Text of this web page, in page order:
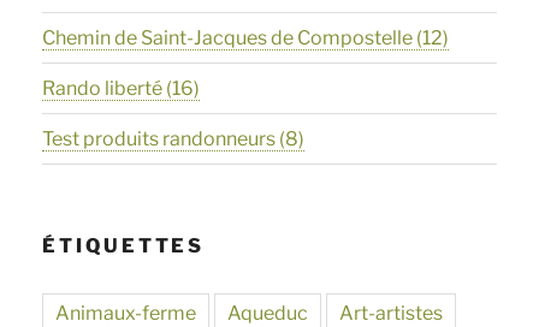
Chemin de Saint-Jacques de Compostelle (12)
Rando liberté (16)
Test produits randonneurs (8)
ÉTIQUETTES
Animaux-ferme Aqueduc Art-artistes